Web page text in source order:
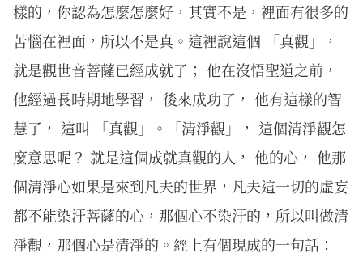
樣的，你認為怎麼怎麼好，其實不是，裡面有很多的
苦惱在裡面，所以不是真。這裡說這個 「真觀」，
就是觀世音菩薩已經成就了； 他在沒悟聖道之前，
他經過長時期地學習， 後來成功了， 他有這樣的智
慧了， 這叫 「真觀」。「清淨觀」， 這個清淨觀怎
麼意思呢？ 就是這個成就真觀的人， 他的心， 他那
個清淨心如果是來到凡夫的世界，凡夫這一切的虛妄
都不能染汙菩薩的心，那個心不染汙的，所以叫做清
淨觀，那個心是清淨的。經上有個現成的一句話：